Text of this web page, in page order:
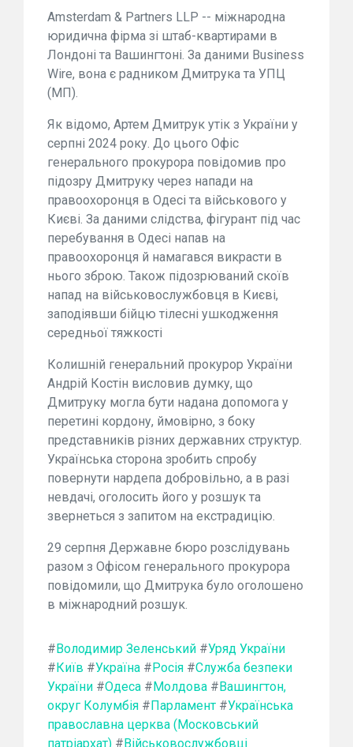
Amsterdam & Partners LLP -- міжнародна
юридична фірма зі штаб-квартирами в
Лондоні та Вашингтоні. За даними Business
Wire, вона є радником Дмитрука та УПЦ
(МП).
Як відомо, Артем Дмитрук утік з України у
серпні 2024 року. До цього Офіс
генерального прокурора повідомив про
підозру Дмитруку через напади на
правоохоронця в Одесі та військового у
Києві. За даними слідства, фігурант під час
перебування в Одесі напав на
правоохоронця й намагався викрасти в
нього зброю. Також підозрюваний скоїв
напад на військовослужбовця в Києві,
заподіявши бійцю тілесні ушкодження
середньої тяжкості
Колишній генеральний прокурор України
Андрій Костін висловив думку, що
Дмитруку могла бути надана допомога у
перетині кордону, ймовірно, з боку
представників різних державних структур.
Українська сторона зробить спробу
повернути нардепа добровільно, а в разі
невдачі, оголосить його у розшук та
звернеться з запитом на екстрадицію.
29 серпня Державне бюро розслідувань
разом з Офісом генерального прокурора
повідомили, що Дмитрука було оголошено
в міжнародний розшук.
# Володимир Зеленський #Уряд України
# Київ #Україна # Росія #Служба безпеки
України #Одеса # Молдова # Вашингтон,
округ Колумбія # Парламент #Українська
православна церква (Московський
патріархат) # Військовослужбовці